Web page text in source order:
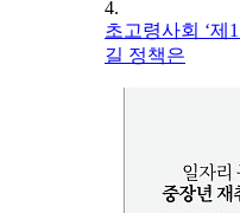
4.
초고령사회 ‘제
길 정책은